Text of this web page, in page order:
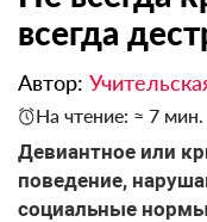
всегда
Автор:
На чтение: ≈ 7 мин.
Девиантное или
поведение,
социальные